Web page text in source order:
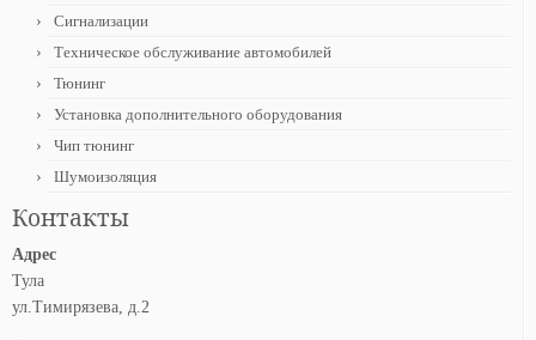
Сигнализации
Техническое обслуживание автомобилей
Тюнинг
Установка дополнительного оборудования
Чип тюнинг
Шумоизоляция
Контакты
Адрес
Тула
ул.Тимирязева, д.2